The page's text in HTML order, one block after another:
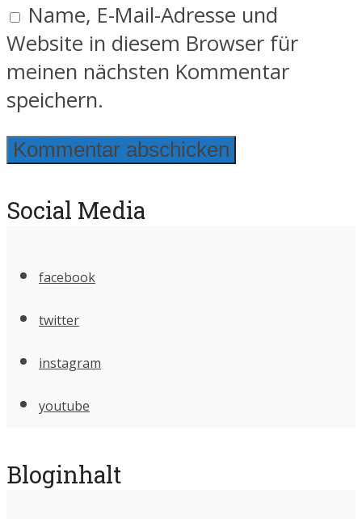
Name, E-Mail-Adresse und
Website in diesem Browser für
meinen nächsten Kommentar
speichern.
Social Media
facebook
twitter
instagram
youtube
Bloginhalt